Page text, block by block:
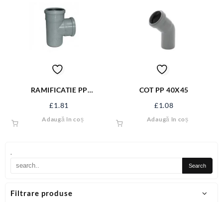
.
Filtrare produse
RAMIFICATIE PP
£1.81
Adaugă în coș
COT PP 40X45
£1.08
Adaugă în coș